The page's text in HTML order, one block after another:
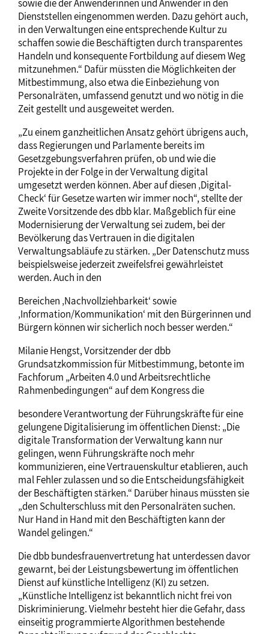
sowie die der Anwenderinnen und Anwender in den
Dienststellen eingenommen werden. Dazu gehört auch,
in den Verwaltungen eine entsprechende Kultur zu
schaffen sowie die Beschäftigten durch transparentes
Handeln und konsequente Fortbildung auf diesem Weg
mitzunehmen.“ Dafür müssten die Möglichkeiten der
Mitbestimmung, also etwa die Einbeziehung von
Personalräten, umfassend genutzt und wo nötig in die
Zeit gestellt und ausgeweitet werden.
„Zu einem ganzheitlichen Ansatz gehört übrigens auch,
dass Regierungen und Parlamente bereits im
Gesetzgebungsverfahren prüfen, ob und wie die
Projekte in der Folge in der Verwaltung digital
umgesetzt werden können. Aber auf diesen ‚Digital-
Check‘ für Gesetze warten wir immer noch“, stellte der
Zweite Vorsitzende des dbb klar. Maßgeblich für eine
Modernisierung der Verwaltung sei zudem, bei der
Bevölkerung das Vertrauen in die digitalen
Verwaltungsabläufe zu stärken. „Der Datenschutz muss
beispielsweise jederzeit zweifelsfrei gewährleistet
werden. Auch in den
Bereichen ‚Nachvollziehbarkeit‘ sowie
‚Information/Kommunikation‘ mit den Bürgerinnen und
Bürgern können wir sicherlich noch besser werden.“
Milanie Hengst, Vorsitzender der dbb
Grundsatzkommission für Mitbestimmung, betonte im
Fachforum „Arbeiten 4.0 und Arbeitsrechtliche
Rahmenbedingungen“ auf dem Kongress die
besondere Verantwortung der Führungskräfte für eine
gelungene Digitalisierung im öffentlichen Dienst: „Die
digitale Transformation der Verwaltung kann nur
gelingen, wenn Führungskräfte noch mehr
kommunizieren, eine Vertrauenskultur etablieren, auch
mal Fehler zulassen und so die Entscheidungsfähigkeit
der Beschäftigten stärken.“ Darüber hinaus müssten sie
„den Schulterschluss mit den Personalräten suchen.
Nur Hand in Hand mit den Beschäftigten kann der
Wandel gelingen.“
Die dbb bundesfrauenvertretung hat unterdessen davor
gewarnt, bei der Leistungsbewertung im öffentlichen
Dienst auf künstliche Intelligenz (KI) zu setzen.
„Künstliche Intelligenz ist bekanntlich nicht frei von
Diskriminierung. Vielmehr besteht hier die Gefahr, dass
einseitig programmierte Algorithmen bestehende